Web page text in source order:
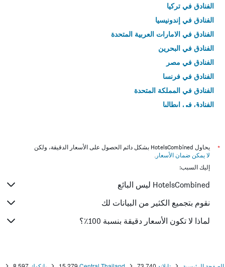
الفنادق في تركيا
الفنادق في إندونيسيا
الفنادق في الامارات العربية المتحدة
الفنادق في البحرين
الفنادق في مصر
الفنادق في فرنسا
الفنادق في المملكة المتحدة
الفنادق في إيطاليا
*
يحاول HotelsCombined بشكل دائم الحصول على الأسعار الدقيقة، ولكن
لا يمكن ضمان الأسعار .
إليك السبب:
HotelsCombined ليس البائع
نقوم بتجميع الكثير من البيانات لك
لماذا لا تكون الأسعار دقيقة بنسبة 100٪؟